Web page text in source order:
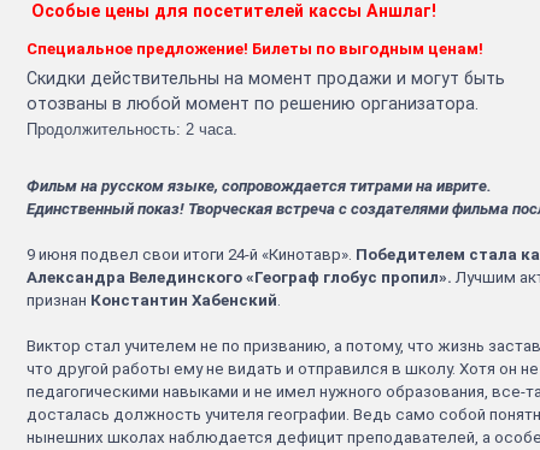
Особые цены для посетителей кассы Аншлаг!
Специальное предложение! Билеты по выгодным ценам!
Скидки действительны на момент продажи и могут быть
отозваны в любой момент по решению организатора.
Продолжительность: 2 часа.
Фильм на русском языке, сопровождается титрами на иврите.
Единственный показ! Творческая встреча с создателями фильма
9 июня подвел свои итоги 24-й «Кинотавр». Победителем стала
Александра Велединского «Географ глобус пропил». Лучшим
признан Константин Хабенский.
Виктор стал учителем не по призванию, а потому, что жизнь
что другой работы ему не видать и отправился в школу. Хотя он
педагогическими навыками и не имел нужного образования, все-
досталась должность учителя географии. Ведь само собой
нынешних школах наблюдается дефицит преподавателей, а